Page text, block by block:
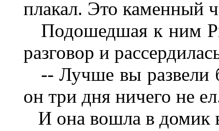
плакал. Это каменный
Подошедшая к ним
разговор и
-- Лучше вы развели
он три дня ничего не
И она вошла в домик